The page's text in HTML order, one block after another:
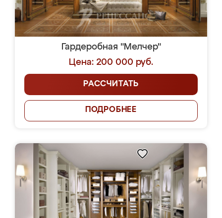
Гардеробная "Мелчер"
Цена: 200 000 руб.
РАССЧИТАТЬ
ПОДРОБНЕЕ